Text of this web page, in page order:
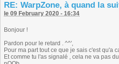
RE: WarpZone, à quand la
le 09 February 2020 - 16:34
Bonjour !
Pardon pour le retard . ^^',
Pour ma part tout ce que je sais c'est qu'a
Et comme tu l'as signalé , cela ne va pas